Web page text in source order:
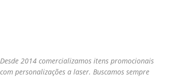
Desde 2014 comercializamos itens promocionais
com personalizações a laser. Buscamos sempre